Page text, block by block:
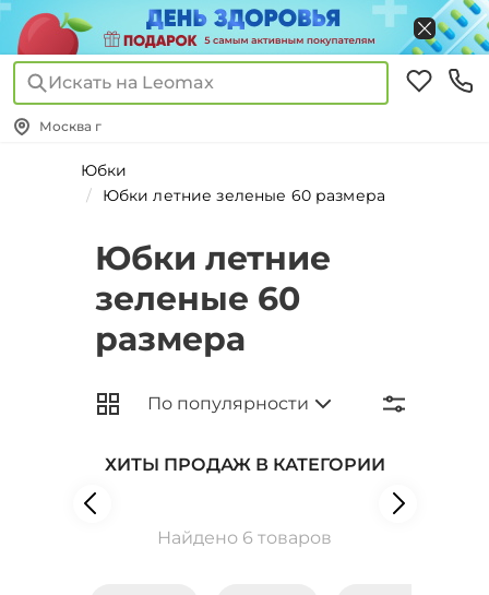
Искать на Leomax
Москва г
Юбки
Юбки летние зеленые 60 размера
Юбки летние
зеленые 60
размера
ХИТЫ ПРОДАЖ В КАТЕГОРИИ
Найдено 6 товаров